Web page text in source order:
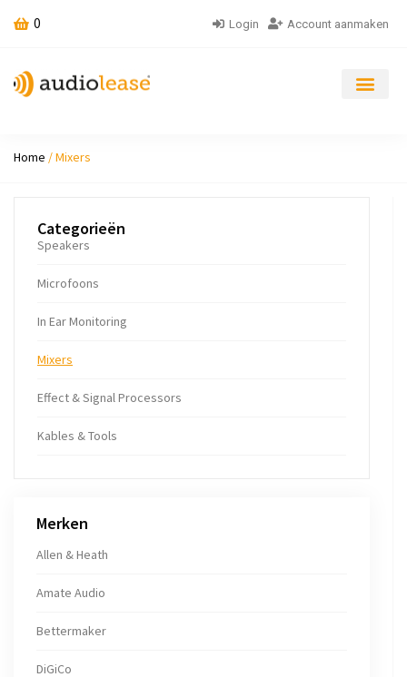
0 Login Account aanmaken
Home / Mixers
Categorieën
Speakers
Microfoons
In Ear Monitoring
Mixers
Ef­fect & Sig­nal Pro­cessors
Kables & Tools
Merken
Allen & Heath
Amate Audio
Bettermaker
DiGiCo